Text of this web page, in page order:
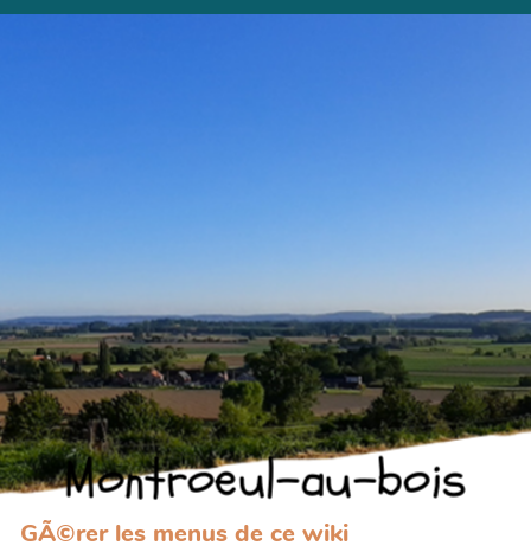
Montroeul-au-bois
GÃ©rer les menus de ce wiki